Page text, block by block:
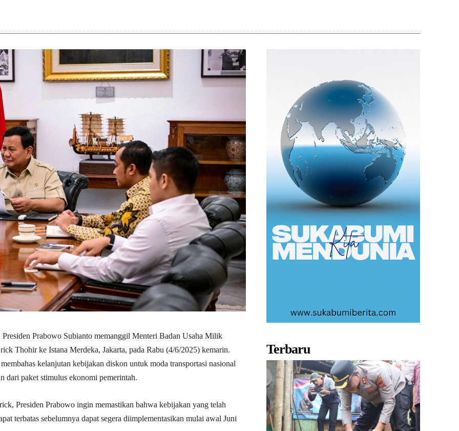
| Presiden Prabowo Subianto memanggil Menteri Badan Usaha Milik
Thohir ke Istana Merdeka, Jakarta, pada Rabu (4/6/2025) kemarin.
kelanjutan kebijakan diskon untuk moda transportasi nasional
dari paket stimulus ekonomi pemerintah.
Presiden Prabowo ingin memastikan bahwa kebijakan yang telah
terbatas sebelumnya dapat segera diimplementasikan mulai awal Juni
Terbaru